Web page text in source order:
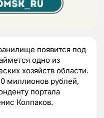
появится под
одно из
хозяйств области.
миллионов рублей,
портала
Колпаков.